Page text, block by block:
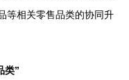
等相关零售品类的协同升
类”